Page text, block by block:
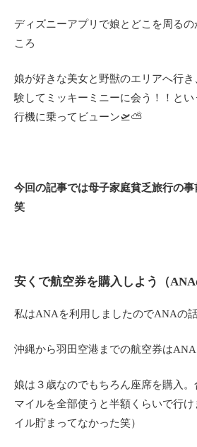
ディズニーアプリで娘とどこを周る
ころ
娘が好きな美女と野獣のエリアへ行
験してミッキーミニーに会う！！と
行機に乗ってビューン🛫⛅
今回の記事では母子家庭貧乏旅行の事
笑
安くで航空券を購入しよう（ANA
私はANAを利用しましたのでANAの
沖縄から羽田空港までの航空券はANA
娘は３歳なのでもちろん座席を購入
マイルを全部使うと半額くらいで行
イル貯まってなかった笑）